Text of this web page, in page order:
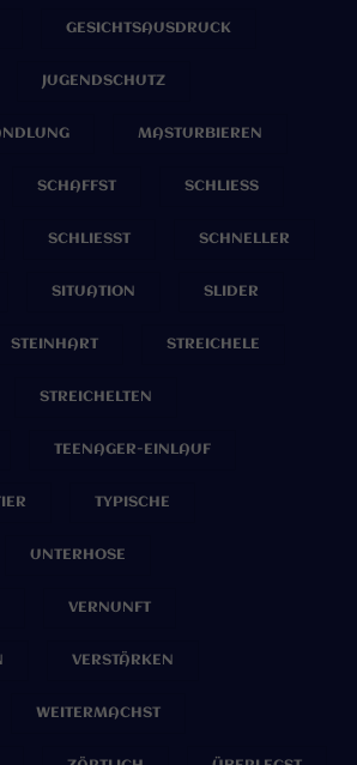
GESICHTSAUSDRUCK
JUGENDSCHUTZ
MASTURBIEREN
SCHAFFST SCHLIESS
SCHLIESST SCHNELLER
SITUATION SLIDER
STEINHART STREICHELE
STREICHELTEN
TEENAGER-EINLAUF
TYPISCHE
UNTERHOSE
VERNUNFT
VERSTÄRKEN
WEITERMACHST